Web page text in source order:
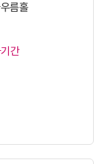
름홀
간